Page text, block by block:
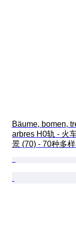
Bäume, bomen,
arbres H0轨 - 火
景 (70) - 70种多